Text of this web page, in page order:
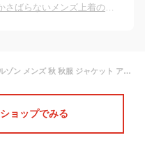
肌寒い時に着るメンズアウター｜かさばらないメンズ上着のおすすめは？
スイングトップ ブルゾン メンズ 秋 秋服 ジャケット アウター ライトアウター コットンツイル TR デニム チェック ヒッコリー ゴルフジャケット 綿 レーヨン レトロ スウィングトップ
ショップでみる